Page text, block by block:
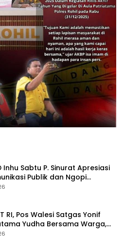
Inhu Sabtu P. Sinurat Apresiasi
Publik dan Ngopi
Inhu
RI, Pos Walesi Satgas Yonif
Yudha Bersama Warga,
Putih di Bukit Walesi